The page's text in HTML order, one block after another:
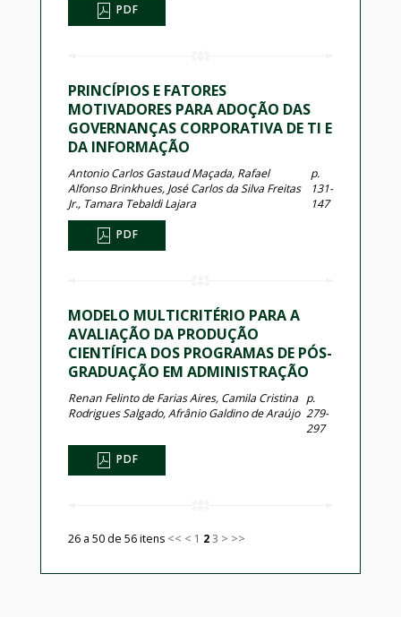
PDF
PRINCÍPIOS E FATORES
MOTIVADORES PARA ADOÇÃO DAS
GOVERNANÇAS CORPORATIVA DE TI E
DA INFORMAÇÃO
Antonio Carlos Gastaud Maçada, Rafael
Alfonso Brinkhues, José Carlos da Silva Freitas
Jr., Tamara Tebaldi Lajara
p.
131-
147
PDF
MODELO MULTICRITÉRIO PARA A
AVALIAÇÃO DA PRODUÇÃO
CIENTÍFICA DOS PROGRAMAS DE PÓS-
GRADUAÇÃO EM ADMINISTRAÇÃO
Renan Felinto de Farias Aires, Camila Cristina
Rodrigues Salgado, Afrânio Galdino de Araújo
p.
279-
297
PDF
26 a 50 de 56 itens << < 1 23 > >>